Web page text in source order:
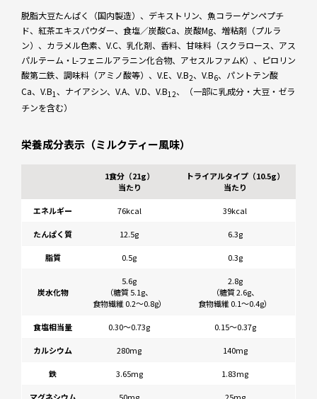
脱脂大豆たんぱく（国内製造）、デキストリン、魚コラーゲンペプチ
ド、紅茶エキスパウダー、食塩／炭酸Ca、炭酸Mg、増粘剤（プルラ
ン）、カラメル色素、V.C、乳化剤、香料、甘味料（スクラロース、アス
パルテーム・L-フェニルアラニン化合物、アセスルファムK）、ピロリン
酸第二鉄、調味料（アミノ酸等）、V.E、V.B2、V.B6、パントテン酸
Ca、V.B1、ナイアシン、V.A、V.D、V.B12、（一部に乳成分・大豆・ゼラ
チンを含む）
栄養成分表示（ミルクティー風味）
1食分（21g）
当たり
トライアルタイプ（10.5g）
当たり
エネルギー 76kcal 39kcal
たんぱく質 12.5g 6.3g
脂質 0.5g 0.3g
炭水化物
5.6g
（糖質 5.1g、
食物繊維 0.2〜0.8g）
2.8g
（糖質 2.6g、
食物繊維 0.1〜0.4g）
食塩相当量 0.30～0.73g 0.15～0.37g
カルシウム 280mg 140mg
鉄 3.65mg 1.83mg